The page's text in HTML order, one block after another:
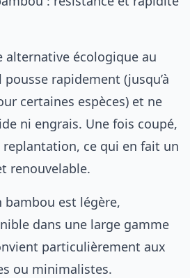
alternative écologique au
rapidement (jusqu’à
certaines espèces) et ne
ni engrais. Une fois coupé,
replantation, ce qui en fait un
renouvelable.
bambou est légère,
dans une large gamme
particulièrement aux
ou minimalistes.